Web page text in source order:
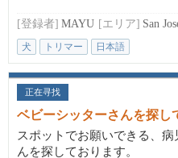
[登録者] MAYU [エリア] San
犬 トリマー 日本語
正在寻找
ベビーシッターさんを探し
スポットでお願いできる、
んを探しております。